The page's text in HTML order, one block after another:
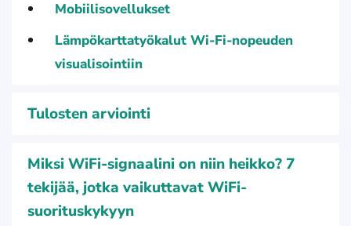
Mobiilisovellukset
Lämpökarttatyökalut Wi-Fi-nopeuden
visualisointiin
Tulosten arviointi
Miksi WiFi-signaalini on niin heikko? 7
tekijää, jotka vaikuttavat WiFi-
suorituskykyyn